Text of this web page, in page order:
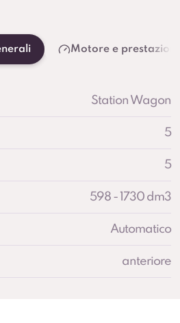
Motore e prestazioni
Station Wagon
5
5
598 - 1730 dm3
Automatico
anteriore